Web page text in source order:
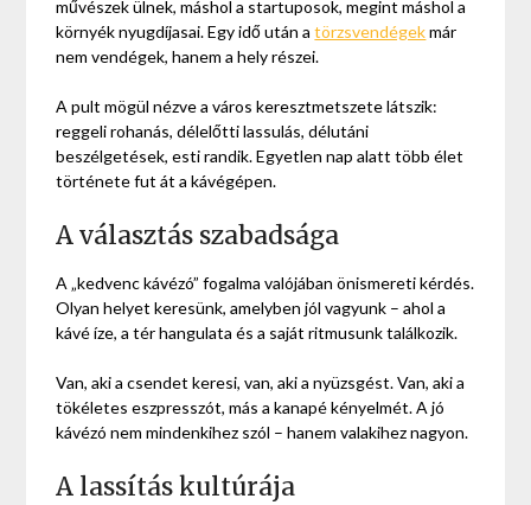
művészek ülnek, máshol a startuposok, megint máshol a
környék nyugdíjasai. Egy idő után atörzsvendégekmár
nem vendégek, hanem a hely részei.
A pult mögül nézve a város keresztmetszete látszik:
reggeli rohanás, délelőtti lassulás, délutáni
beszélgetések, esti randik. Egyetlen nap alatt több élet
története fut át a kávégépen.
A választás szabadsága
A „kedvenc kávézó” fogalma valójában önismereti kérdés.
Olyan helyet keresünk, amelyben jól vagyunk – ahol a
kávé íze, a tér hangulata és a saját ritmusunk találkozik.
Van, aki a csendet keresi, van, aki a nyüzsgést. Van, aki a
tökéletes eszpresszót, más a kanapé kényelmét. A jó
kávézó nem mindenkihez szól – hanem valakihez nagyon.
A lassítás kultúrája